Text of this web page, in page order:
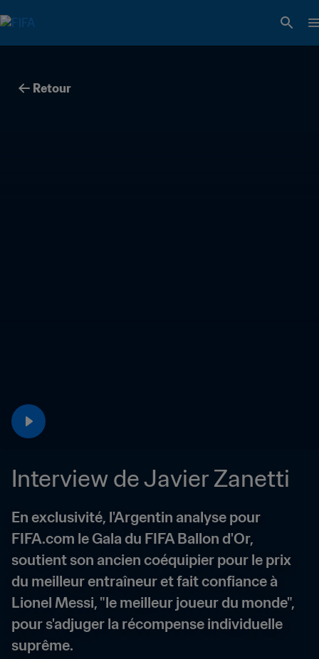
Retour
Interview de Javier Zanetti
En exclusivité, l'Argentin analyse pour
FIFA.com le Gala du FIFA Ballon d'Or,
soutient son ancien coéquipier pour le prix
du meilleur entraîneur et fait confiance à
Lionel Messi, "le meilleur joueur du monde",
pour s'adjuger la récompense individuelle
suprême.